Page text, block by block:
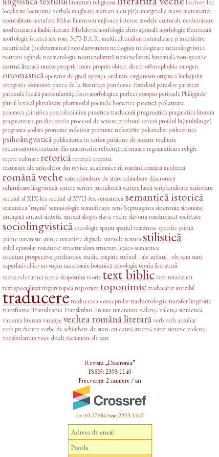
literatură religioasă
loc/non-loc
localizarelocuțiune verbalămaghiarămarcarea cu p(r)emarginaliamasivmatematică
mentalitatemetaforă Mihai Eminescumijloace internemodele culturalemodernizare
modernizarea limbii literareMoldovamorfologie derivaționalămorfologie flexionară
morfologie istoricăms. rom. 3473 B.A.R. multiculturalismnaturalizare și înstrăinăre
nearticulat (nedeterminat)neodarwinismneologismneologizareneurolingvistică
neuroni oglindănoematologienomenclaturănomenclatură binomialănon-specific
normă literarănume propriinume propriu obiect direct offensiphobia omogen
onomastică operator de grad opoziție oralitate organism originea limbajului
ortografie oximoronpacea de la Bucureștipandemie Paradisulparadoxparatext
particulă focalăparticularități fono-morfologiceperfect compusperioadă Philippide
plural lexicalpluralizareplurimodalpoemele homericepoeticăpolarizare
polemică științificăpostcolonialismpractica traduceriipragmaticăpragmatică literară
pragmatizarepredicăprefixprocesul de scriereprodusul scrieriiprofilul bi(multilingv)
programa școlarăpronume indefinitpronume nehotărîtepsihanalizăpsihocritică
psiholingvisticăpublicitatea în turismpulsiune de moarterealitate
recunoașterea textului din manuscrisereferințăreformareregramatizarereligie
rețete culinare retoricăretorică creștină
rezumate ale articolelor din reviste academiceritromânăromână modernă
română veche sateschimbare de stareschimbare diacronică
schimbare lingvisticăscrierescriere jurnalisticăscriere laicăscripturalitatescrisoare
secolul al XIX-leasecolul al XVII-leasemanticăsemantică istorică
semantica ‘rușinii’semasiologiesemnificațiesens Septuagintasincroniesinonime
sintagmăsintaxăsinteticsintezăskoposslava vecheslavona româneascăsocietate
sociolingvisticăsociologiespațiuspațiul românescspecificștiință
științe umanisteștiințe umaniste digitaleștiințele naturiistilistică
stilul epistolar românescstructuralismstructuri lexico-semantice
structuri prospective perifrasticestudiu empiricsufixul –alesufixul –elesumsunt
superlativul inverssupintaxonomie botanicăteleologieteoria literaturii
teoria relevanțeiteoria skoposuluiteorietext biblic text rotacizant
text specializattîrguritopicătoponim toponimie traducător invizibil
traduceretraducerea conceptelortraductologietransfer lingvistic
transfrasticTransilvaniaTranskribusTreimeumanitatevalențăvalență sintactică
variantă literarăvariațievechea română literarăverbverb auxiliar
verb predicativverbe de schimbare de stare cu cauză internăviitor sinteticviolență
vocabulariumvoce dualăzăcăminte de sare
Revista „Diacronia”
ISSN: 2393-1140
Frecvență: 2 numere / an
doi:10.17684/issn.2393-1140